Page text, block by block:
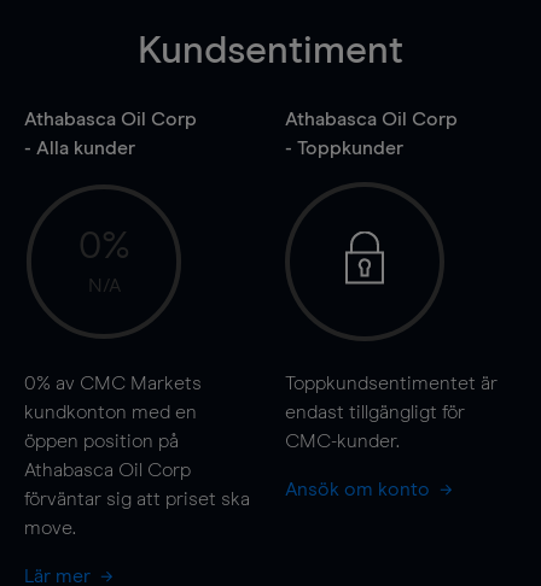
Kundsentiment
Athabasca Oil Corp
- Alla kunder
0%
N/A
0% av CMC Markets
kundkonton med en
öppen position på
Athabasca Oil Corp
förväntar sig att priset ska
move.
Lär mer
Athabasca Oil Corp
- Toppkunder
Toppkundsentimentet är
endast tillgängligt för
CMC-kunder.
Ansök om konto